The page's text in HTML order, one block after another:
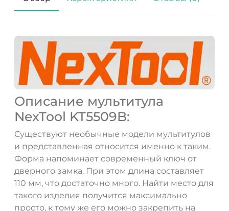
Описание мультитула
NexTool KT5509B:
Существуют необычные модели мультитулов
и представленная относится именно к таким.
Форма напоминает современный ключ от
дверного замка. При этом длина составляет
110 мм, что достаточно много. Найти место для
такого изделия получится максимально
просто, к тому же его можно закрепить на
ДА НЕТ